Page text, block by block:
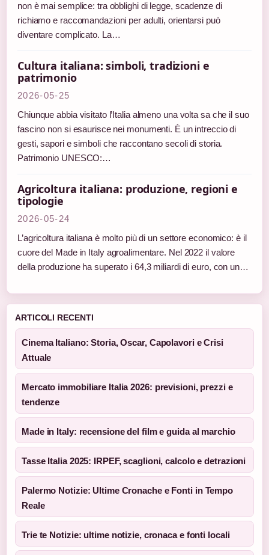
non è mai semplice: tra obblighi di legge, scadenze di
richiamo e raccomandazioni per adulti, orientarsi può
diventare complicato. La…
Cultura italiana: simboli, tradizioni e
patrimonio
2026-05-25
Chiunque abbia visitato l’Italia almeno una volta sa che il suo
fascino non si esaurisce nei monumenti. È un intreccio di
gesti, sapori e simboli che raccontano secoli di storia.
Patrimonio UNESCO:…
Agricoltura italiana: produzione, regioni e
tipologie
2026-05-24
L’agricoltura italiana è molto più di un settore economico: è il
cuore del Made in Italy agroalimentare. Nel 2022 il valore
della produzione ha superato i 64,3 miliardi di euro, con un…
ARTICOLI RECENTI
Cinema Italiano: Storia, Oscar, Capolavori e Crisi
Attuale
Mercato immobiliare Italia 2026: previsioni, prezzi e
tendenze
Made in Italy: recensione del film e guida al marchio
Tasse Italia 2025: IRPEF, scaglioni, calcolo e detrazioni
Palermo Notizie: Ultime Cronache e Fonti in Tempo
Reale
Trie te Notizie: ultime notizie, cronaca e fonti locali